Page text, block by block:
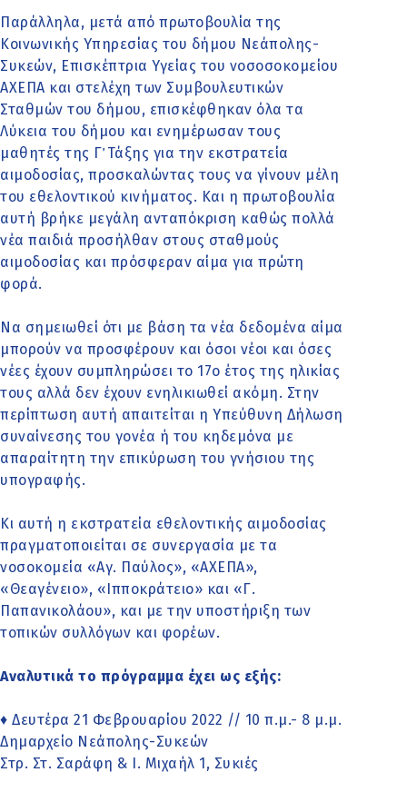
Παράλληλα, μετά από πρωτοβουλία της
Κοινωνικής Υπηρεσίας του δήμου Νεάπολης-
Συκεών, Επισκέπτρια Υγείας του νοσοσοκομείου
ΑΧΕΠΑ και στελέχη των Συμβουλευτικών
Σταθμών του δήμου, επισκέφθηκαν όλα τα
Λύκεια του δήμου και ενημέρωσαν τους
μαθητές της Γ΄ Τάξης για την εκστρατεία
αιμοδοσίας, προσκαλώντας τους να γίνουν μέλη
του εθελοντικού κινήματος. Και η πρωτοβουλία
αυτή βρήκε μεγάλη ανταπόκριση καθώς πολλά
νέα παιδιά προσήλθαν στους σταθμούς
αιμοδοσίας και πρόσφεραν αίμα για πρώτη
φορά.
Να σημειωθεί ότι με βάση τα νέα δεδομένα αίμα
μπορούν να προσφέρουν και όσοι νέοι και όσες
νέες έχουν συμπληρώσει το 17ο έτος της ηλικίας
τους αλλά δεν έχουν ενηλικιωθεί ακόμη. Στην
περίπτωση αυτή απαιτείται η Υπεύθυνη Δήλωση
συναίνεσης του γονέα ή του κηδεμόνα με
απαραίτητη την επικύρωση του γνήσιου της
υπογραφής.
Κι αυτή η εκστρατεία εθελοντικής αιμοδοσίας
πραγματοποιείται σε συνεργασία με τα
νοσοκομεία «Αγ. Παύλος», «ΑΧΕΠΑ»,
«Θεαγένειο», «Ιπποκράτειο» και «Γ.
Παπανικολάου», και με την υποστήριξη των
τοπικών συλλόγων και φορέων.
Αναλυτικά το πρόγραμμα έχει ως εξής:
♦ Δευτέρα 21 Φεβρουαρίου 2022 // 10 π.μ.- 8 μ.μ.
Δημαρχείο Νεάπολης-Συκεών
Στρ. Στ. Σαράφη & Ι. Μιχαήλ 1, Συκιές